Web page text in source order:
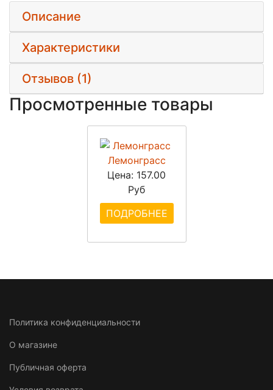
Описание
Характеристики
Отзывов (1)
Просмотренные товары
Лемонграсс
Цена: 157.00
Руб
ПОДРОБНЕЕ
Политика конфиденциальности
О магазине
Публичная оферта